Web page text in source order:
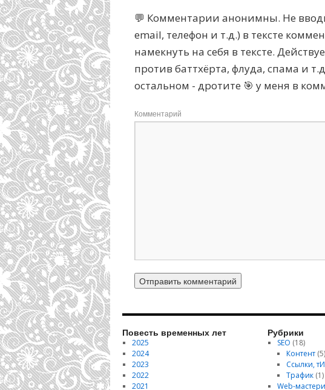
💬 Комментарии анонимны. Не
email, телефон и т.д.) в тексте
намекнуть на себя в тексте.
против баттхёрта, флуда, спама и
остальном - дротите 🎯 у меня в
Комментарий
Повесть временных лет
2025
2024
2023
2022
2021
Рубрики
SEO (18)
Контент (5)
Ссылки,
Трафик (1)
Web-